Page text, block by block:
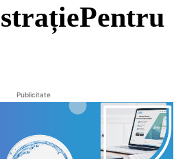
Publicitate